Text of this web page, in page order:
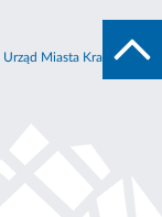
Urząd Miasta Krakowa